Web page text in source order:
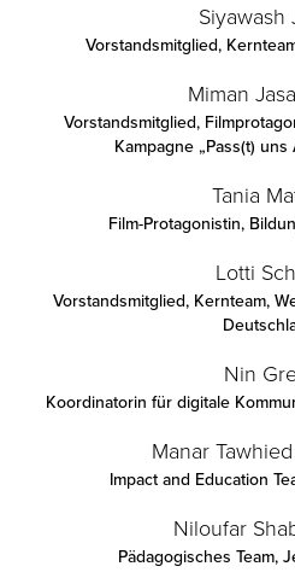
Siyawash
Vorstandsmitglied,
Miman
Vorstandsmitglied,
Kampagne „Pass(t) uns
Tania
Film-Protagonistin,
Lotti
Vorstandsmitglied, Kernteam,
Nin
Koordinatorin für digitale
Manar
Impact and Education
Niloufar
Pädagogisches Team,